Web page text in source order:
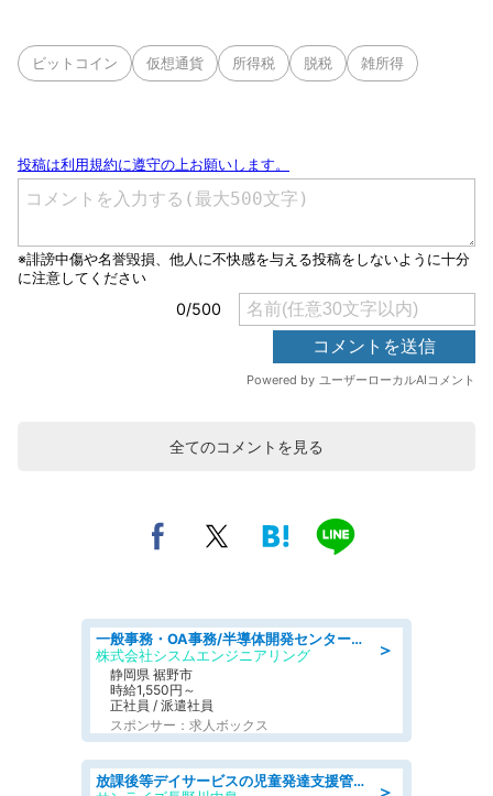
ビットコイン 仮想通貨 所得税 脱税 雑所得
全てのコメントを見る
＞
一般事務・OA事務/半導体開発センター内で事務&軽作業スタッフ、募集
株式会社シスムエンジニアリング
静岡県 裾野市
時給1,550円～
正社員 / 派遣社員
スポンサー：求人ボックス
＞
放課後等デイサービスの児童発達支援管理責任者